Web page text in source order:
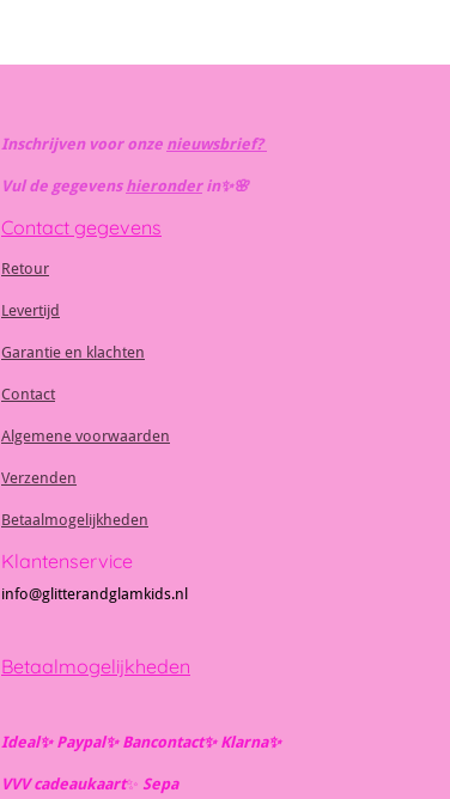
Inschrijven voor onze nieuwsbrief?
Vul de gegevens hieronderin✨️🌸
Contact gegevens
Retour
Levertijd
Garantie en klachten
Contact
Algemene voorwaarden
Verzenden
Betaalmogelijkheden
Klantenservice
info@glitterandglamkids.nl
Betaalmogelijkheden
Ideal✨️ Paypal✨️ Bancontact✨️ Klarna✨️
VVV cadeaukaart✨️ Sepa